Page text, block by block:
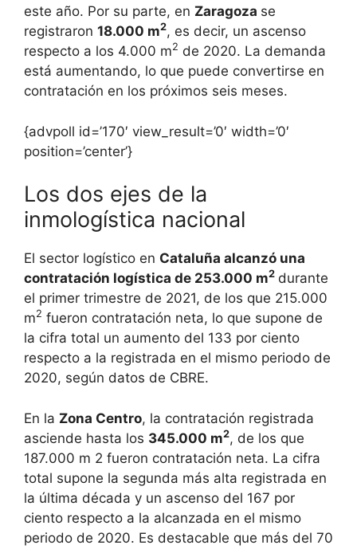
este año. Por su parte, en Zaragoza se
registraron 18.000 m2, es decir, un ascenso
respecto a los 4.000 m2 de 2020. La demanda
está aumentando, lo que puede convertirse en
contratación en los próximos seis meses.
{advpoll id=’170′ view_result=’0′ width=’0′
position=’center’}
Los dos ejes de la
inmologística nacional
El sector logístico en Cataluña alcanzó una
contratación logística de 253.000 m2 durante
el primer trimestre de 2021, de los que 215.000
m2 fueron contratación neta, lo que supone de
la cifra total un aumento del 133 por ciento
respecto a la registrada en el mismo periodo de
2020, según datos de CBRE.
En la Zona Centro, la contratación registrada
asciende hasta los 345.000 m2, de los que
187.000 m 2 fueron contratación neta. La cifra
total supone la segunda más alta registrada en
la última década y un ascenso del 167 por
ciento respecto a la alcanzada en el mismo
periodo de 2020. Es destacable que más del 70